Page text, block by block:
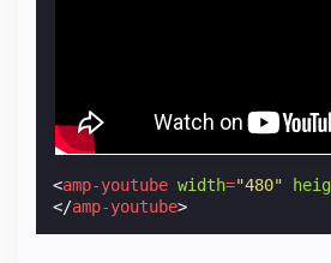
<amp-youtube width="480"
</amp-youtube>